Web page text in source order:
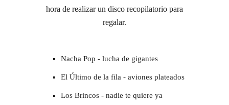
hora de realizar un disco recopilatorio para
regalar.
Nacha Pop - lucha de gigantes
El Último de la fila - aviones plateados
Los Brincos - nadie te quiere ya